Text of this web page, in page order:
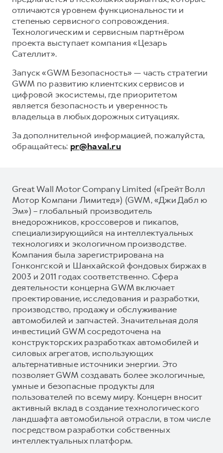
отличаются уровнем функциональности и
степенью сервисного сопровождения.
Технологическим и сервисным партнёром
проекта выступает компания «Цезарь
Сателлит».
Запуск «GWM Безопасность» — часть стратегии
GWM по развитию клиентских сервисов и
цифровой экосистемы, где приоритетом
является безопасность и уверенность
владельца в любых дорожных ситуациях.
За дополнительной информацией, пожалуйста,
обращайтесь: pr@haval.ru
Great Wall Motor Company Limited («Грейт Волл
Мотор Компани Лимитед») (GWM, «Джи Дабл ю
Эм») – глобальный производитель
внедорожников, кроссоверов и пикапов,
специализирующийся на интеллектуальных
технологиях и экологичном производстве.
Компания была зарегистрирована на
Гонконгской и Шанхайской фондовых биржах в
2003 и 2011 годах соответственно. Сфера
деятельности концерна GWM включает
проектирование, исследования и разработки,
производство, продажу и обслуживание
автомобилей и запчастей. Значительная доля
инвестиций GWM сосредоточена на
конструкторских разработках автомобилей и
силовых агрегатов, использующих
альтернативные источники энергии. Это
позволяет GWM создавать более экологичные,
умные и безопасные продукты для
пользователей по всему миру. Концерн вносит
активный вклад в создание технологического
ландшафта автомобильной отрасли, в том числе
посредством разработки собственных
интеллектуальных платформ.